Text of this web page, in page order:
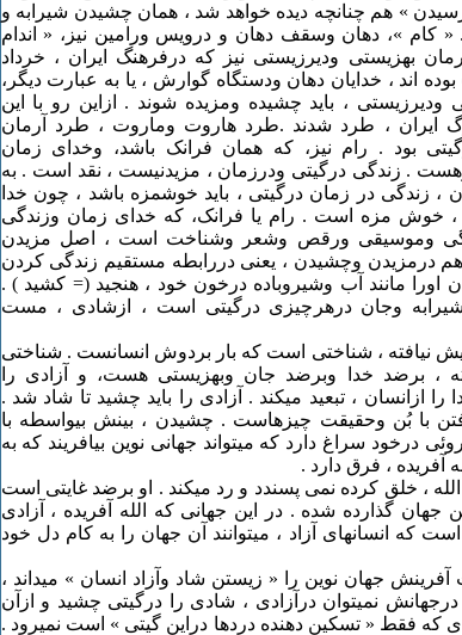
» هم چنانچه دیده خواهد شد ، همان چشیدن شیرابه و
کام »، دهان وسقف دهان و درویس ورامین نیز، « اندام
بهزیستی ودیرزیستی نیز که درفرهنگ ایران ، خرداد
اند ، خدایان دهان ودستگاه گوارش ، یا به عبارت دیگر،
، باید چشیده ومزیده شوند . ازاین رو با این
ایران ، طرد شدند .طرد هاروت وماروت ، طرد آرمان
بود . رام نیز، که همان فرانک باشد، وخدای زمان
. زندگی درگیتی ودرزمان ، مزیدنیست ، نقد است . به
، زندگی در زمان درگیتی ، باید خوشمزه باشد ، چون خدا
، خوش مزه است . رام یا فرانک، که خدای زمان وزندگی
وموسیقی ورقص وشعر وشناخت است ، اصل مزیدن
درمزیدن وچشیدن ، یعنی دررابطه مستقیم زندگی کردن
اورا مانند آب وشیروباده درخون خود ، هنجید (= کشید ) .
شیرابه وجان درهرچیزی درگیتی است ، ازشادی ، مست
نیافته ، شناختی است که بار بردوش انسانست . شناختی
، برضد خدا وبرضد جان وبهزیستی هست، و آزادی را
را ازانسان ، تبعید میکند . آزادی را باید چشید تا شاد شد .
با بُن وحقیقت چیزهاست . چشیدن ، بینش بیواسطه با
درخود سراغ دارد که میتواند جهانی نوین بیافریند که به
آفریده ، فرق دارد .
الله ، خلق کرده نمی پسندد و رد میکند . او برضد غایتی است
جهان گذارده شده . در این جهانی که الله آفریده ، آزادی
که انسانهای آزاد ، میتوانند آن جهان را به کام دل خود
آفرینش جهان نوین را « زیستن شاد وآزاد انسان » میداند ،
درجهانش نمیتوان درآزادی ، شادی را درگیتی چشید و ازآن
که فقط « تسکین دهنده دردها دراین گیتی » است نمیرود .